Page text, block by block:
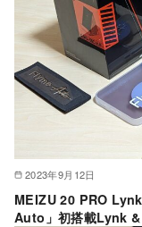
2023年9月12日
MEIZU 20 PRO
Auto」初搭載Lynk